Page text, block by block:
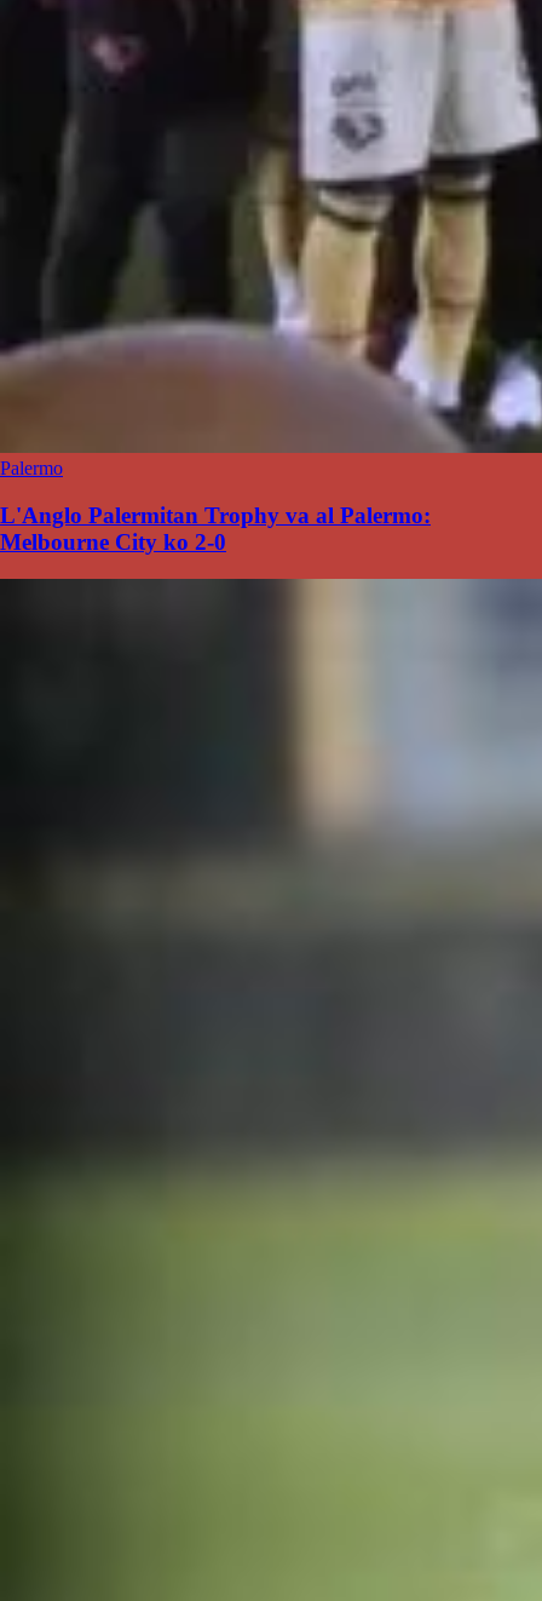
Palermo
L'Anglo Palermitan Trophy va al Palermo:
Melbourne City ko 2-0